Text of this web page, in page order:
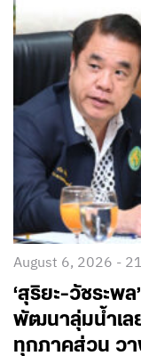
August 6, 2026 -
‘สุริยะ-วัชระพ
พัฒนาลุ่มน้ำเล
ทุกภาคส่วน ว